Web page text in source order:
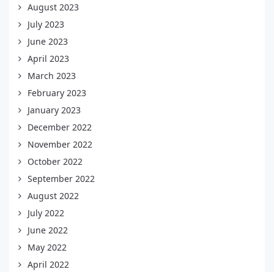
August 2023
July 2023
June 2023
April 2023
March 2023
February 2023
January 2023
December 2022
November 2022
October 2022
September 2022
August 2022
July 2022
June 2022
May 2022
April 2022